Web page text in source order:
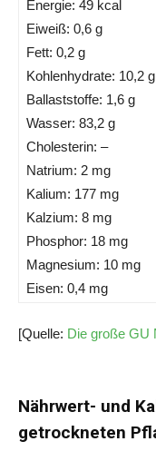
Energie: 49 kcal
Eiweiß: 0,6 g
Fett: 0,2 g
Kohlenhydrate: 10,2 g
Ballaststoffe: 1,6 g
Wasser: 83,2 g
Cholesterin: –
Natrium: 2 mg
Kalium: 177 mg
Kalzium: 8 mg
Phosphor: 18 mg
Magnesium: 10 mg
Eisen: 0,4 mg
[Quelle: Die große GU
Nährwert- und
getrockneten